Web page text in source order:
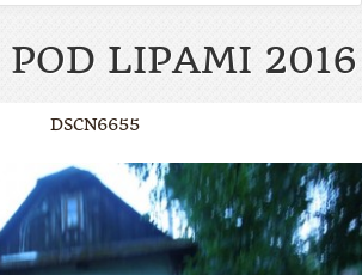
POD LIPAMI 2016
DSCN6655